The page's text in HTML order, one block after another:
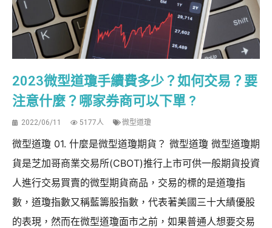
2023微型道瓊手續費多少？如何交易？要
注意什麼？哪家券商可以下單 ?
2022/06/11 5177人 微型道瓊
微型道瓊 01. 什麼是微型道瓊期貨？ 微型道瓊 微型道瓊期
貨是芝加哥商業交易所(CBOT)推行上市可供一般期貨投資
人進行交易買賣的微型期貨商品，交易的標的是道瓊指
數，道瓊指數又稱藍籌股指數，代表著美國三十大績優股
的表現，然而在微型道瓊面市之前，如果普通人想要交易